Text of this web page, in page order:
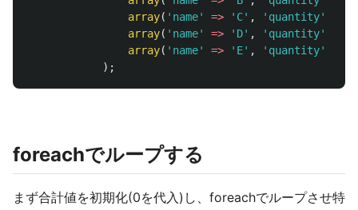
array( 'name' => 'C' , 'quantity'
array( 'name' => 'D' , 'quantity'
array( 'name' => 'E' , 'quantity'
);
foreachでループする
まず合計値を初期化(0を代入)し、foreachでループさせ特